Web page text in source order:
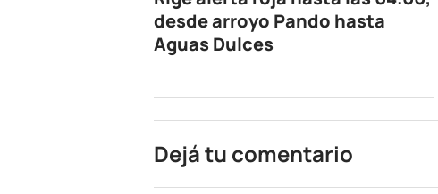
desde arroyo Pando hasta
Aguas Dulces
Dejá tu comentario